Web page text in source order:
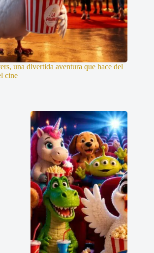
una divertida aventura que hace del
cine